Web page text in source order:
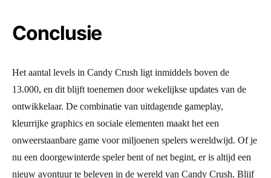
Conclusie
Het aantal levels in Candy Crush ligt inmiddels boven de
13.000, en dit blijft toenemen door wekelijkse updates van de
ontwikkelaar. De combinatie van uitdagende gameplay,
kleurrijke graphics en sociale elementen maakt het een
onweerstaanbare game voor miljoenen spelers wereldwijd. Of je
nu een doorgewinterde speler bent of net begint, er is altijd een
nieuw avontuur te beleven in de wereld van Candy Crush. Blijf